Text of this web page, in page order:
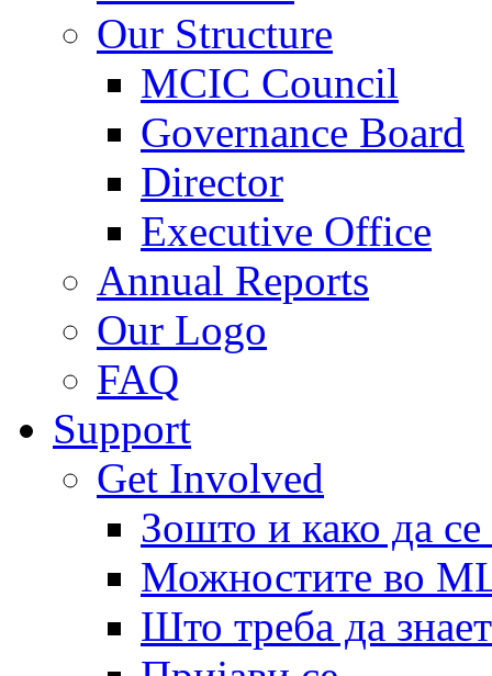
Our Structure
MCIC Council
Governance Board
Director
Executive Office
Annual Reports
Our Logo
FAQ
Support
Get Involved
Зошто и како да
Можностите во
Што треба да